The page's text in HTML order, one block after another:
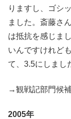
りますし、ゴシ
ました。斎藤さ
は抵抗を感じま
いんですけれど
て、3.5にしまし
→観戦記部門候
2005年